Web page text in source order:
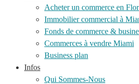
Acheter un commerce en
Immobilier commercial à
Fonds de commerce &
Commerces à vendre Miami
Business plan
Infos
Qui Sommes-Nous